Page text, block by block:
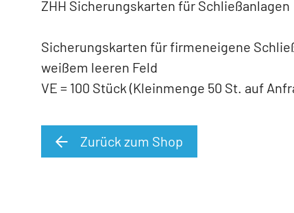
ZHH Sicherungskarten für Schließanlagen
Sicherungskarten für firmeneigene
weißem leeren Feld
VE = 100 Stück (Kleinmenge 50 St. auf
Zurück zum Shop